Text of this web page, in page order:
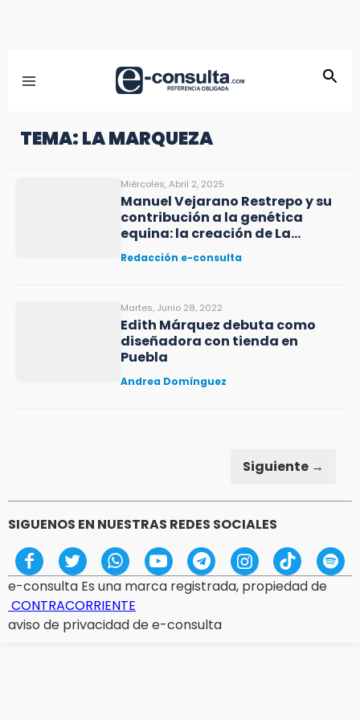
TEMA: LA MARQUEZA
Miércoles, Abril 2, 2025
Manuel Vejarano Restrepo y su
contribución a la genética
equina: la creación de La
Marqueza
Redacción e-consulta
Martes, Junio 28, 2022
Edith Márquez debuta como
diseñadora con tienda en
Puebla
Andrea Domínguez
Siguiente →
SIGUENOS EN NUESTRAS REDES SOCIALES
e-consulta Es una marca registrada, propiedad de
CONTRACORRIENTE
aviso de privacidad de e-consulta